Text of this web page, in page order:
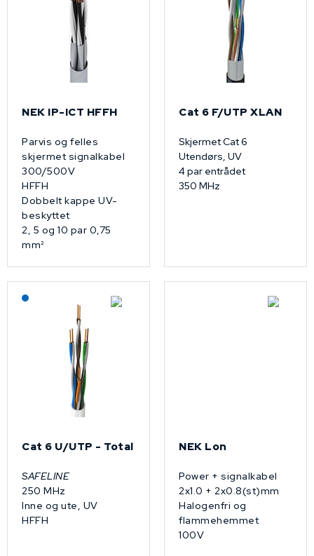
NEK IP-ICT HFFH
Parvis og felles
skjermet signalkabel
300/500V
HFFH
Dobbelt kappe UV-
beskyttet
2, 5 og 10 par 0,75
mm²
Cat 6 F/UTP XLAN
Skjermet Cat 6
Utendørs, UV
4 par entrådet
350 MHz
Lagerført: NEK Kabel
Cat 6 U/UTP - Total
SAFELINE
250 MHz
Inne og ute, UV
HFFH
NEK Lon
Power + signalkabel
2x1.0 + 2x0.8(st)mm
Halogenfri og
flammehemmet
100V